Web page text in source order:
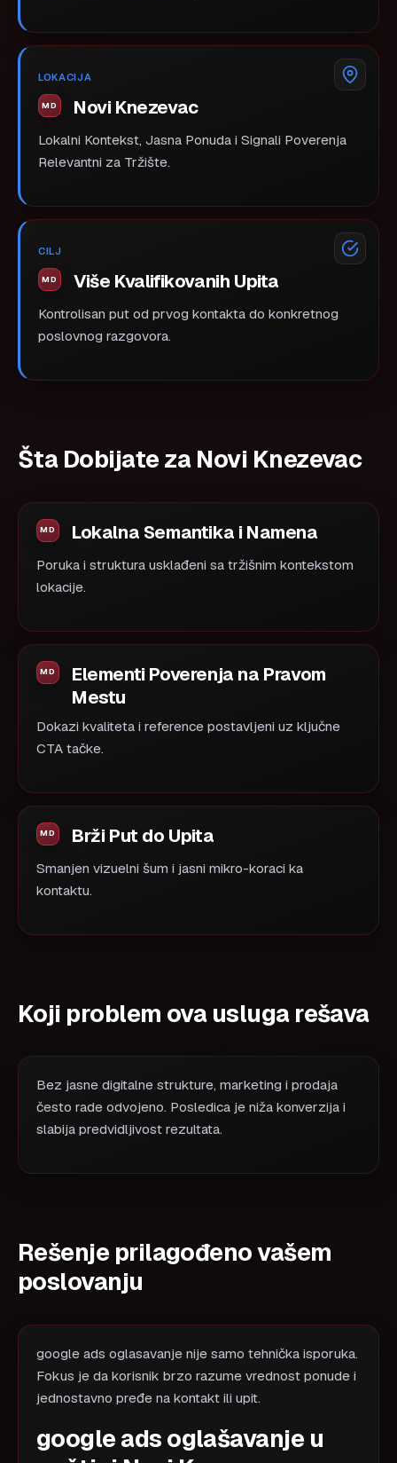
LOKACIJA
Novi Knezevac
Lokalni Kontekst, Jasna Ponuda i Signali Poverenja
Relevantni za Tržište.
CILJ
Više Kvalifikovanih Upita
Kontrolisan put od prvog kontakta do konkretnog
poslovnog razgovora.
Šta Dobijate za Novi Knezevac
Lokalna Semantika i Namena
Poruka i struktura usklađeni sa tržišnim kontekstom
lokacije.
Elementi Poverenja na Pravom
Mestu
Dokazi kvaliteta i reference postavljeni uz ključne
CTA tačke.
Brži Put do Upita
Smanjen vizuelni šum i jasni mikro-koraci ka
kontaktu.
Koji problem ova usluga rešava
Bez jasne digitalne strukture, marketing i prodaja
često rade odvojeno. Posledica je niža konverzija i
slabija predvidljivost rezultata.
Rešenje prilagođeno vašem
poslovanju
google ads oglasavanje nije samo tehnička isporuka.
Fokus je da korisnik brzo razume vrednost ponude i
jednostavno pređe na kontakt ili upit.
google ads oglašavanje u